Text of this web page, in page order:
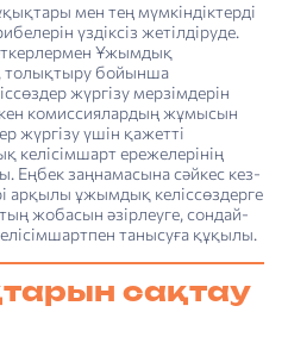
мен тең мүмкіндіктерді
үздіксіз жетілдіруде.
Ұжымдық
толықтыру бойынша
жүргізу мерзімдерін
комиссиялардың жұмысын
жүргізу үшін қажетті
ережелерінің
Еңбек заңнамасына сәйкес кез-
арқылы ұжымдық келіссөздерге
жобасын әзірлеуге, сондай-
танысуға құқылы.
сақтау